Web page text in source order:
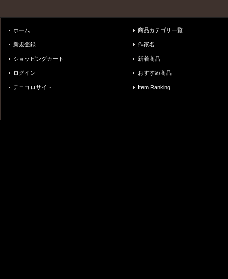
ホーム
新規登録
ショッピングカート
ログイン
テココロサイト
商品カテゴリ一覧
作家名
新着商品
おすすめ商品
Item Ranking